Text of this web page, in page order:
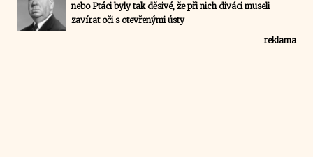
nebo Ptáci byly tak děsivé, že při nich diváci museli
zavírat oči s otevřenými ústy
reklama